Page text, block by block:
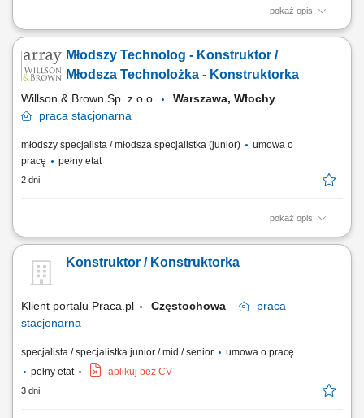
pokaż opis
Zakres obowiązków: Projektowanie i opracowywanie dokumentacji
montażowego wspierającego proces produkcji. Nadzór nad
wykonaniem oraz wdrożeniem opracowanych rozwiązań
Młodszy Technolog - Konstruktor /
Młodsza Technolożka - Konstruktorka
Willson & Brown Sp. z o.o.
Warszawa, Włochy
praca stacjonarna
młodszy specjalista / młodsza specjalistka (junior)
umowa o
pracę
pełny etat
2 dni
pokaż opis
Zadania Przeprowadzanie procesów projektowych, generowanie
dokumentacji wykonawczej. Wprowadzanie i testowanie nowatorskich
pomysłów inżynieryjnych w ramach prowadzonych tematów
Konstruktor / Konstruktorka
Klient portalu Praca.pl Częstochowa
praca
stacjonarna
specjalista / specjalistka junior / mid / senior
umowa o pracę
pełny etat
aplikuj bez CV
3 dni